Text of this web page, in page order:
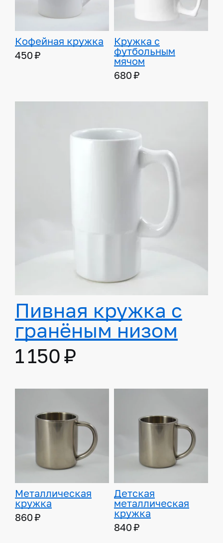
Кофейная кружка
450 ₽
Кружка с
футбольным
мячом
680 ₽
Пивная кружка с
гранёным низом
1 150 ₽
Металлическая
кружка
860 ₽
Детская
металлическая
кружка
840 ₽